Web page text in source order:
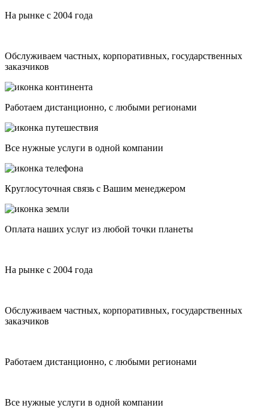
На рынке с 2004 года
Обслуживаем частных, корпоративных, государственных
заказчиков
Работаем дистанционно, с любыми регионами
Все нужные услуги в одной компании
Круглосуточная связь с Вашим менеджером
Оплата наших услуг из любой точки планеты
На рынке с 2004 года
Обслуживаем частных, корпоративных, государственных
заказчиков
Работаем дистанционно, с любыми регионами
Все нужные услуги в одной компании